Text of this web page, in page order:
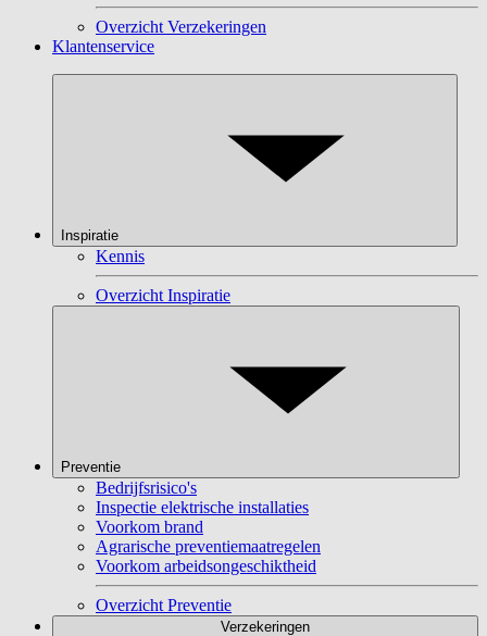
Overzicht Verzekeringen
Klantenservice
Inspiratie
Kennis
Overzicht Inspiratie
Preventie
Bedrijfsrisico's
Inspectie elektrische installaties
Voorkom brand
Agrarische preventiemaatregelen
Voorkom arbeidsongeschiktheid
Overzicht Preventie
Verzekeringen